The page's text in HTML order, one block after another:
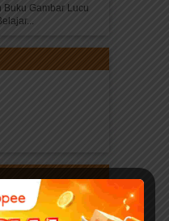
Buku Gambar Lucu
Pilihan Pedang
Terhunus